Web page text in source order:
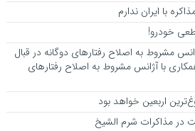
با ایران ندارم
خودرو!
مشروط به اصلاح رفتارهای دوگانه در قبال
با آژانس مشروط به اصلاح رفتارهای
اربعین خواهد بود
مذاکرات شرم الشیخ